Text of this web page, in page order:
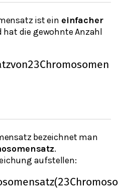
ist ein einfacher
hat die gewohnte Anzahl
tzvon23Chromosomen
bezeichnet man
.
aufstellen:
somensatz(23Chromoso